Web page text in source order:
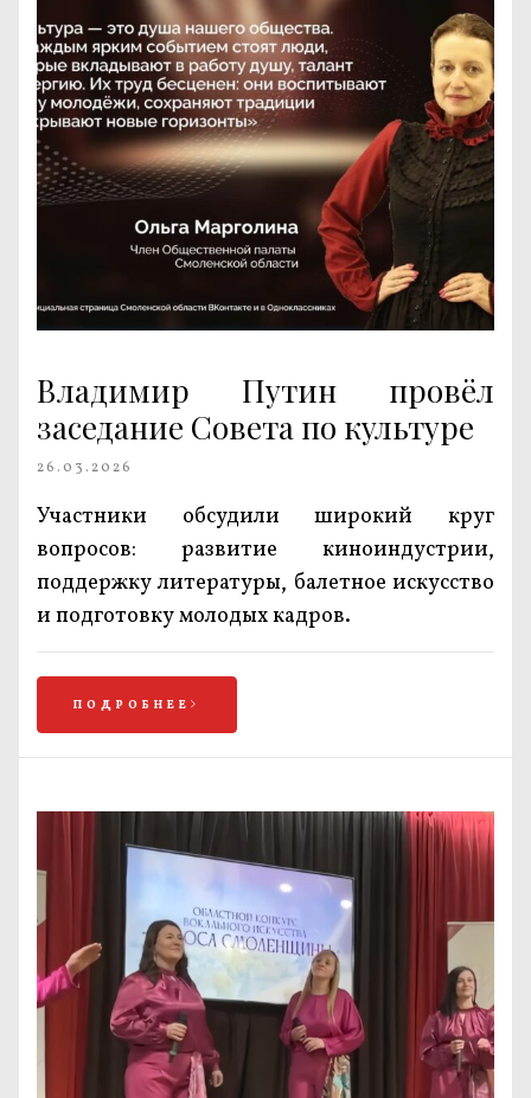
Владимир Путин провёл
заседание Совета по культуре
26.03.2026
Участники обсудили широкий круг
вопросов: развитие киноиндустрии,
поддержку литературы, балетное искусство
и подготовку молодых кадров.
ПОДРОБНЕЕ